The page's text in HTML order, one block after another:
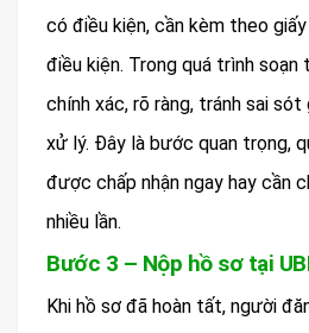
có điều kiện, cần kèm theo
điều kiện. Trong quá trình soạn
chính xác, rõ ràng, tránh sai
xử lý. Đây là bước quan trọng,
được chấp nhận ngay hay cần
nhiều lần.
Bước 3 – Nộp hồ sơ tại
Khi hồ sơ đã hoàn tất, người